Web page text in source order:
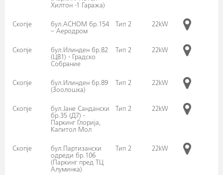
Хилтон -1 Гаража)
Скопје
бул.АСНОМ бр.154
– Аеродром
Тип 2 22kW
Скопје
бул.Илинден бр.82
(Ц81) - Градско
Собрание
Тип 2 22kW
Скопје
бул.Илинден бр.89
(Зоолошка)
Тип 2 22kW
Скопје
бул.Јане Сандански
бр.35 (Д7) -
Паркинг Глорија,
Капитол Мол
Тип 2 22kW
Скопје
бул.Партизански
одреди бр.106
(Паркинг пред ТЦ
Алуминка)
Тип 2 22kW